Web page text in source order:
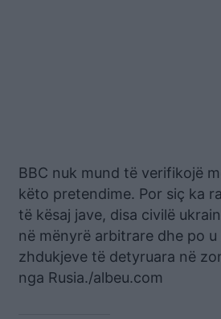
BBC nuk mund të verifikojë
këto pretendime. Por siç ka
të kësaj jave, disa civilë
në mënyrë arbitrare dhe po
zhdukjeve të detyruara në
nga Rusia./albeu.com